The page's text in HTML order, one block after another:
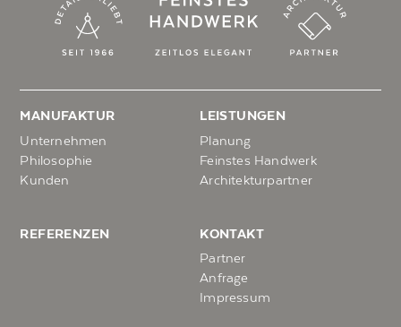
MANUFAKTUR
Unternehmen
Philosophie
Kunden
LEISTUNGEN
Planung
Feinstes Handwerk
Architekturpartner
REFERENZEN
KONTAKT
Partner
Anfrage
Impressum